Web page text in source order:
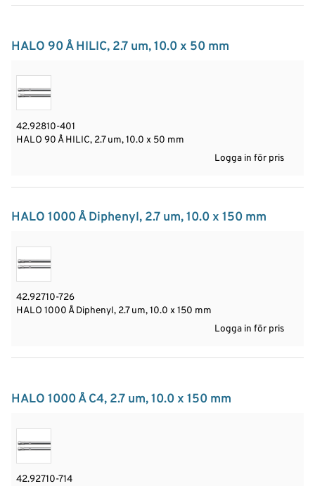
HALO 90 Å HILIC, 2.7 um, 10.0 x 50 mm
42.92810-401
HALO 90 Å HILIC, 2.7 um, 10.0 x 50 mm
Logga in för pris
HALO 1000 Å Diphenyl, 2.7 um, 10.0 x 150 mm
42.92710-726
HALO 1000 Å Diphenyl, 2.7 um, 10.0 x 150 mm
Logga in för pris
HALO 1000 Å C4, 2.7 um, 10.0 x 150 mm
42.92710-714